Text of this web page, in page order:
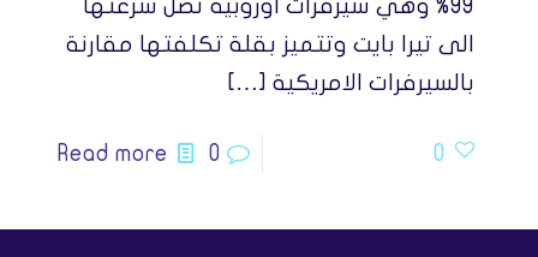
99% وهي سيرفرات اوروبية تصل سرعتها
الى تيرا بايت وتتميز بقلة تكلفتها مقارنة
بالسيرفرات الامريكية […]
0
0
Read more